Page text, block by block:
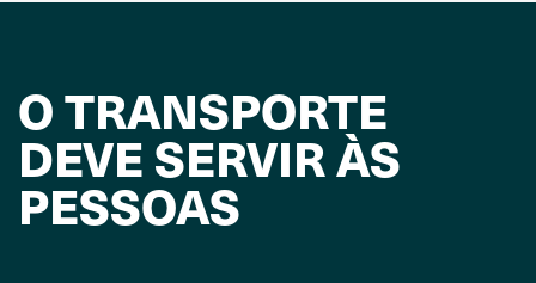
O TRANSPORTE
DEVE SERVIR ÀS
PESSOAS